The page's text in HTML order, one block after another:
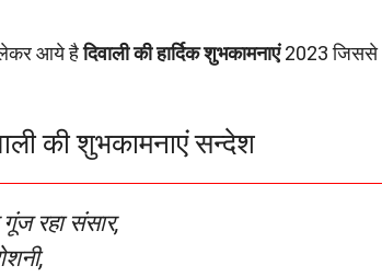
आये हैदिवाली की हार्दिक शुभकामनाएं2023 जिससे
की शुभकामनाएं सन्देश
रहा संसार,